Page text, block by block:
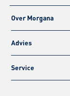
Over Morgana
Advies
Service